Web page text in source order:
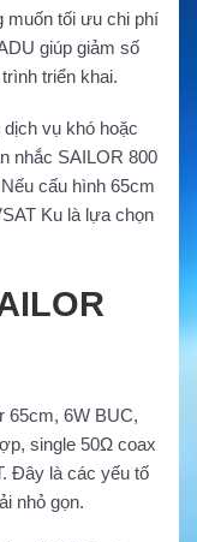
muốn tối ưu chi phí
giúp giảm số
triển khai.
vụ khó hoặc
nhắc SAILOR 800
cấu hình 65cm
Ku là lựa chọn
65cm, 6W BUC,
single 50Ω coax
Đây là các yếu tố
nhỏ gọn.